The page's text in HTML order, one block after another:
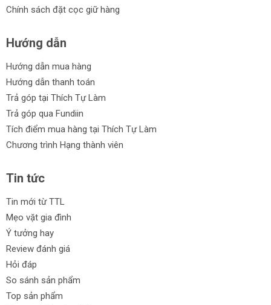
Chính sách đặt cọc giữ hàng
Hướng dẫn
Hướng dẫn mua hàng
Hướng dẫn thanh toán
Trả góp tại Thích Tự Làm
Trả góp qua Fundiin
Tích điểm mua hàng tại Thích Tự Làm
Chương trình Hạng thành viên
Tin tức
Tin mới từ TTL
Mẹo vặt gia đình
Ý tưởng hay
Review đánh giá
Hỏi đáp
So sánh sản phẩm
Top sản phẩm